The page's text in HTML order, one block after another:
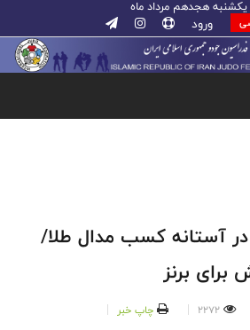
یکشنبه هجدهم مرداد ماه
ورود
در آستانه کسب مدال طلا/
برای برنز
2272 چاپ خبر